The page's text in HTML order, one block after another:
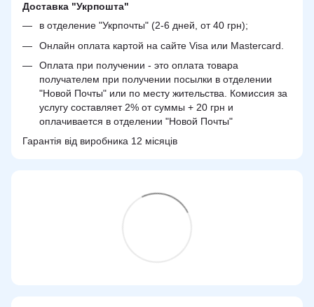
Доставка "Укрпошта"
в отделение "Укрпочты" (2-6 дней, от 40 грн);
Онлайн оплата картой на сайте Visa или Mastercard.
Оплата при получении - это оплата товара
получателем при получении посылки в отделении
"Новой Почты" или по месту жительства. Комиссия за
услугу составляет 2% от суммы + 20 грн и
оплачивается в отделении "Новой Почты"
Гарантія від виробника 12 місяців